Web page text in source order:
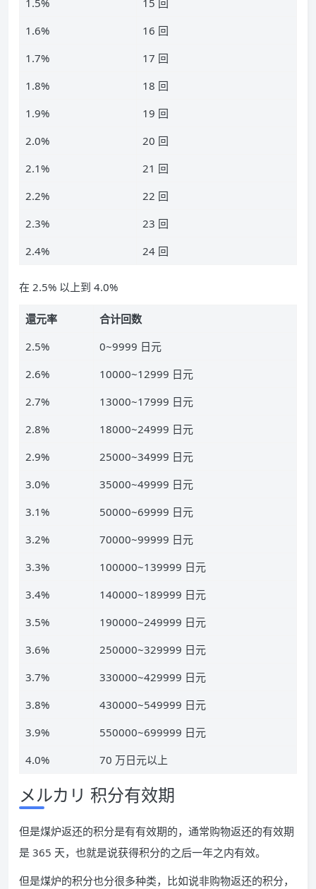
1.5%
15 回
1.6%
16 回
1.7%
17 回
1.8%
18 回
1.9%
19 回
2.0%
20 回
2.1%
21 回
2.2%
22 回
2.3%
23 回
2.4%
24 回
在 2.5% 以上到 4.0%
還元率
合计回数
2.5%
0~9999 日元
2.6%
10000~12999 日元
2.7%
13000~17999 日元
2.8%
18000~24999 日元
2.9%
25000~34999 日元
3.0%
35000~49999 日元
3.1%
50000~69999 日元
3.2%
70000~99999 日元
3.3%
100000~139999 日元
3.4%
140000~189999 日元
3.5%
190000~249999 日元
3.6%
250000~329999 日元
3.7%
330000~429999 日元
3.8%
430000~549999 日元
3.9%
550000~699999 日元
4.0%
70 万日元以上
メルカリ 积分有效期
但是煤炉返还的积分是有有效期的，通常购物返还的有效期
是 365 天，也就是说获得积分的之后一年之内有效。
但是煤炉的积分也分很多种类，比如说非购物返还的积分，